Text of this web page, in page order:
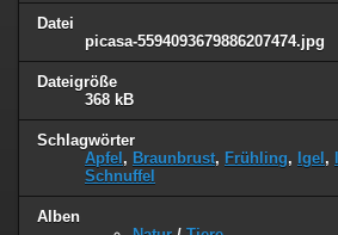
Datei
picasa-5594093679886207474.jpg
Dateigröße
368 kB
Schlagwörter
Apfel , Braunbrust, Frühling, Igel ,
Schnuffel
Alben